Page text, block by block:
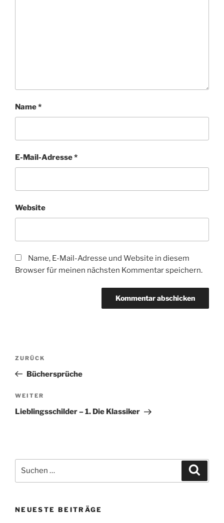
Name*
E-Mail-Adresse*
Website
Name, E-Mail-Adresse und Website in diesem
Browser für meinen nächsten Kommentar speichern.
Beitragsnavigation
Vorheriger
Beitrag
ZURÜCK
Büchersprüche
Nächster
Beitrag
WEITER
Lieblingsschilder – 1. Die Klassiker
nach:
NEUESTE BEITRÄGE